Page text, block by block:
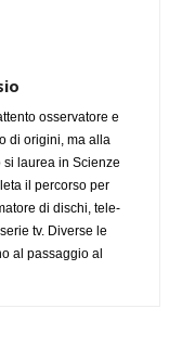
osservatore e
di origini, ma alla
laurea in Scienze
il percorso per
di dischi, tele-
tv. Diverse le
al passaggio al